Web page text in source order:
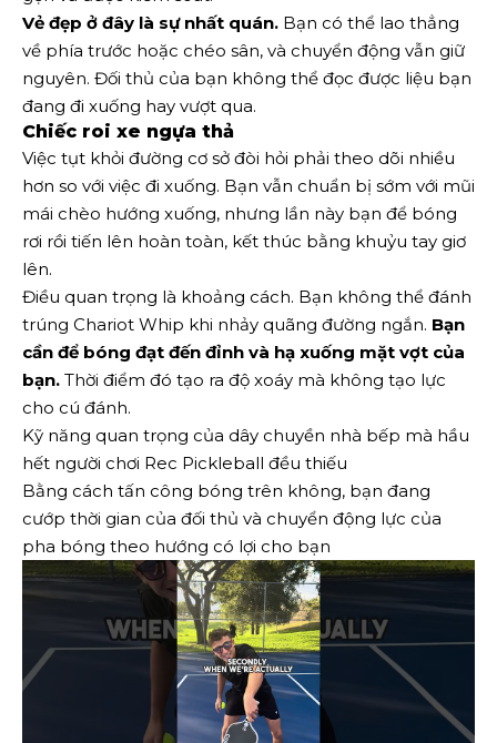
Vẻ đẹp ở đây là sự nhất quán. Bạn có thể lao thẳng
về phía trước hoặc chéo sân, và chuyển động vẫn giữ
nguyên. Đối thủ của bạn không thể đọc được liệu bạn
đang đi xuống hay vượt qua.
Chiếc roi xe ngựa thả
Việc tụt khỏi đường cơ sở đòi hỏi phải theo dõi nhiều
hơn so với việc đi xuống. Bạn vẫn chuẩn bị sớm với mũi
mái chèo hướng xuống, nhưng lần này bạn để bóng
rơi rồi tiến lên hoàn toàn, kết thúc bằng khuỷu tay giơ
lên.
Điều quan trọng là khoảng cách. Bạn không thể đánh
trúng Chariot Whip khi nhảy quãng đường ngắn. Bạn
cần để bóng đạt đến đỉnh và hạ xuống mặt vợt của
bạn. Thời điểm đó tạo ra độ xoáy mà không tạo lực
cho cú đánh.
Kỹ năng quan trọng của dây chuyền nhà bếp mà hầu
hết người chơi Rec Pickleball đều thiếu
Bằng cách tấn công bóng trên không, bạn đang
cướp thời gian của đối thủ và chuyển động lực của
pha bóng theo hướng có lợi cho bạn